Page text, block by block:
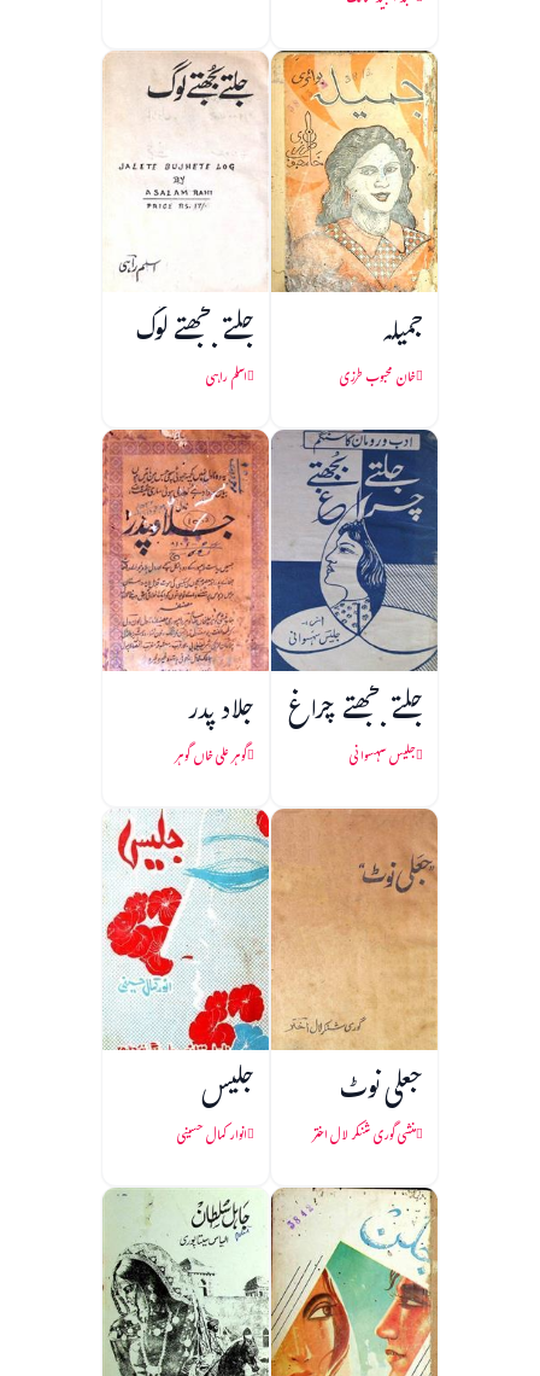
جمیلہ
خان محبوب طرزی
جلتے بجھتے لوگ
اسلم راہی
جلتے بجھتے چراغ
جلیس سہسوانی
جلاد پدر
گوہر علی خاں گوہر
جعلی نوٹ
منشی گوری شنکر لال اختر
جلیس
انوار کمال حسینی